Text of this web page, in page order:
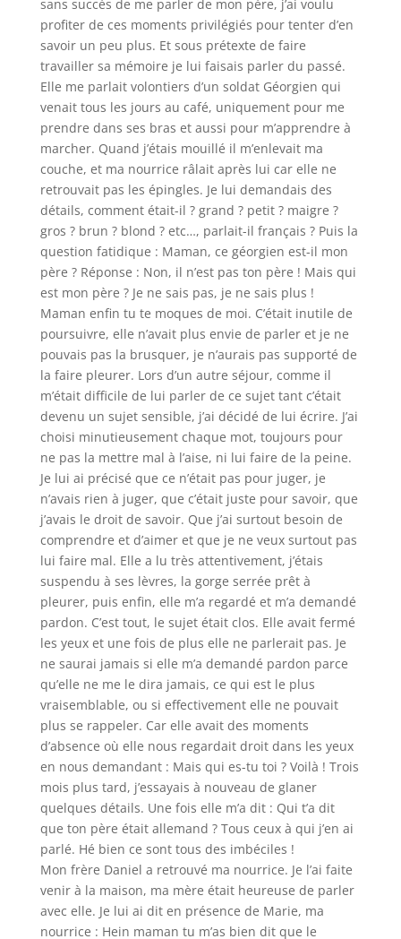
sans succès de me parler de mon père, j’ai voulu
profiter de ces moments privilégiés pour tenter d’en
savoir un peu plus. Et sous prétexte de faire
travailler sa mémoire je lui faisais parler du passé.
Elle me parlait volontiers d’un soldat Géorgien qui
venait tous les jours au café, uniquement pour me
prendre dans ses bras et aussi pour m’apprendre à
marcher. Quand j’étais mouillé il m’enlevait ma
couche, et ma nourrice râlait après lui car elle ne
retrouvait pas les épingles. Je lui demandais des
détails, comment était-il ? grand ? petit ? maigre ?
gros ? brun ? blond ? etc…, parlait-il français ? Puis la
question fatidique : Maman, ce géorgien est-il mon
père ? Réponse : Non, il n’est pas ton père ! Mais qui
est mon père ? Je ne sais pas, je ne sais plus !
Maman enfin tu te moques de moi. C’était inutile de
poursuivre, elle n’avait plus envie de parler et je ne
pouvais pas la brusquer, je n’aurais pas supporté de
la faire pleurer. Lors d’un autre séjour, comme il
m’était difficile de lui parler de ce sujet tant c’était
devenu un sujet sensible, j’ai décidé de lui écrire. J’ai
choisi minutieusement chaque mot, toujours pour
ne pas la mettre mal à l’aise, ni lui faire de la peine.
Je lui ai précisé que ce n’était pas pour juger, je
n’avais rien à juger, que c’était juste pour savoir, que
j’avais le droit de savoir. Que j’ai surtout besoin de
comprendre et d’aimer et que je ne veux surtout pas
lui faire mal. Elle a lu très attentivement, j’étais
suspendu à ses lèvres, la gorge serrée prêt à
pleurer, puis enfin, elle m’a regardé et m’a demandé
pardon. C’est tout, le sujet était clos. Elle avait fermé
les yeux et une fois de plus elle ne parlerait pas. Je
ne saurai jamais si elle m’a demandé pardon parce
qu’elle ne me le dira jamais, ce qui est le plus
vraisemblable, ou si effectivement elle ne pouvait
plus se rappeler. Car elle avait des moments
d’absence où elle nous regardait droit dans les yeux
en nous demandant : Mais qui es-tu toi ? Voilà ! Trois
mois plus tard, j’essayais à nouveau de glaner
quelques détails. Une fois elle m’a dit : Qui t’a dit
que ton père était allemand ? Tous ceux à qui j’en ai
parlé. Hé bien ce sont tous des imbéciles !
Mon frère Daniel a retrouvé ma nourrice. Je l’ai faite
venir à la maison, ma mère était heureuse de parler
avec elle. Je lui ai dit en présence de Marie, ma
nourrice : Hein maman tu m’as bien dit que le